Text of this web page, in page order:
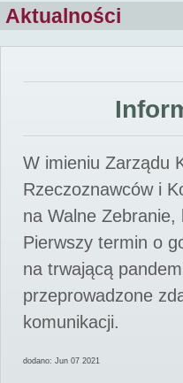
Aktualności
W imieniu Zarządu
Rzeczoznawców i
na Walne
Pierwszy termin o
na trwającą
przeprowadzone
komunikacji.
dodano: Jun 07 2021